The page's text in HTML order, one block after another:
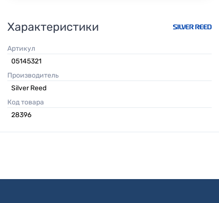
Характеристики
Артикул
05145321
Производитель
Silver Reed
Код товара
28396